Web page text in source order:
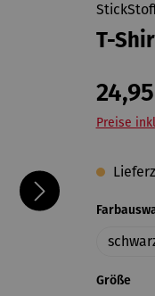
T-
Preise
Größe